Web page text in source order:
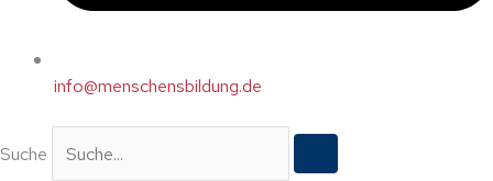
info@menschensbildung.de
Suche